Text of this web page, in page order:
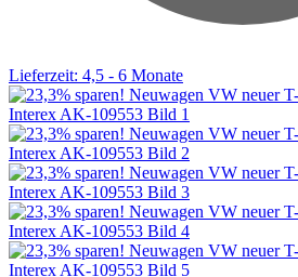
Lieferzeit: 4,5 - 6 Monate